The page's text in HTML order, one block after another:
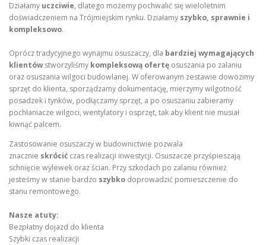
Działamy uczciwie, dlatego możemy pochwalić się wieloletnim
doświadczeniem na Trójmiejskim rynku. Działamy szybko, sprawnie i
kompleksowo.
Oprócz tradycyjnego wynajmu osuszaczy, dla bardziej wymagających
klientówstworzyliśmy kompleksową ofertę osuszania po zalaniu
oraz osuszania wilgoci budowlanej. W oferowanym zestawie dowozimy
sprzęt do klienta, sporządzamy dokumentację, mierzymy wilgotność
posadzek i tynków, podłączamy sprzęt, a po osuszaniu zabieramy
pochłaniacze wilgoci, wentylatory i osprzęt, tak aby klient nie musiał
kiwnąć palcem.
Zastosowanie osuszaczy w budownictwie pozwala
znacznie skrócić czas realizacji inwestycji. Osuszacze przyśpieszają
schnięcie wylewek oraz ścian. Przy szkodach po zalaniu również
jesteśmy w stanie bardzo szybko doprowadzić pomieszczenie do
stanu remontowego.
Nasze atuty:
Bezpłatny dojazd do klienta
Szybki czas realizacji